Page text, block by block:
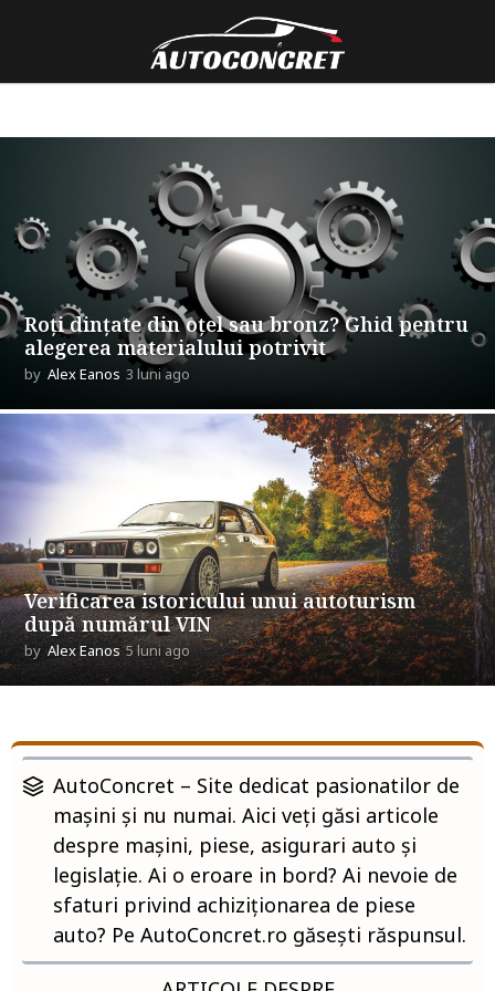
Roți dințate din oțel sau bronz? Ghid pentru
alegerea materialului potrivit
by Alex Eanos 3 luni ago
u
n
g
o
Verificarea istoricului unui autoturism
după numărul VIN
by Alex Eanos 5 luni ago5
u
a
g
o
H
o
u
AutoConcret – Site dedicat pasionatilor de
mașini și nu numai. Aici veți găsi articole
despre mașini, piese, asigurari auto și
legislație. Ai o eroare in bord? Ai nevoie de
sfaturi privind achiziționarea de piese
auto? Pe AutoConcret.ro găsești răspunsul.